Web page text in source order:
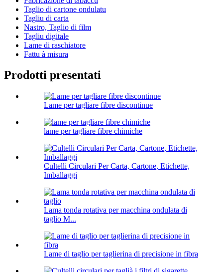
Taglio di cartone ondulatu
Tagliu di carta
Nastro, Taglio di film
Tagliu digitale
Lame di raschiatore
Fattu à misura
Prodotti presentati
Lame per tagliare fibre discontinue
lame per tagliare fibre chimiche
Cultelli Circulari Per Carta, Cartone, Etichette,
Imballaggi
Lama tonda rotativa per macchina ondulata di
taglio M...
Lame di taglio per taglierina di precisione in fibra